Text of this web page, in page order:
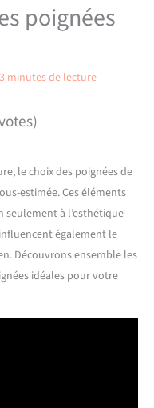
poignées
3 minutes de lecture
le choix des poignées de
estimée. Ces éléments
seulement à l’esthétique
également le
Découvrons ensemble les
idéales pour votre